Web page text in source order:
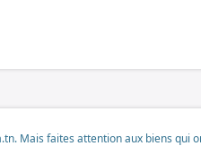
Mais faites attention aux biens qui